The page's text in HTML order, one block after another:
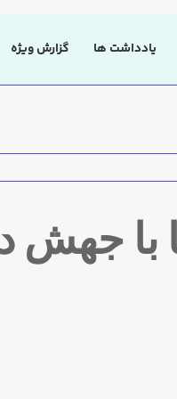
یادداشت ها گزارش ویژه
با جهش